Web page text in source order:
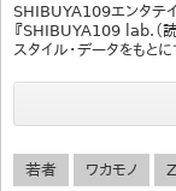
SHIBUYA109エンタテ
『SHIBUYA109 lab.（読
スタイル・データをもと
若者 ワカモノ